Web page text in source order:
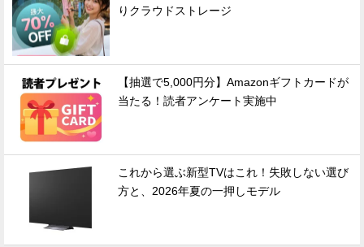
りクラウドストレージ
【抽選で5,000円分】Amazonギフトカードが
当たる！読者アンケート実施中
これから選ぶ新型TVはこれ！失敗しない選び
方と、2026年夏の一押しモデル